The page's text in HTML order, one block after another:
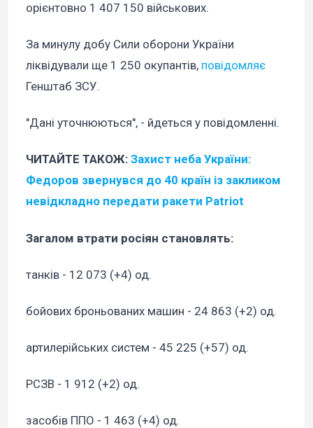
орієнтовно 1 407 150 військових.
За минулу добу Сили оборони України
ліквідували ще 1 250 окупантів, повідомляє
Генштаб ЗСУ.
"Дані уточнюються", - йдеться у повідомленні.
ЧИТАЙТЕ ТАКОЖ: Захист неба України:
Федоров звернувся до 40 країн із закликом
невідкладно передати ракети Patriot
Загалом втрати росіян становлять:
танків - 12 073 (+4) од.
бойових броньованих машин - 24 863 (+2) од.
артилерійських систем - 45 225 (+57) од.
РСЗВ - 1 912 (+2) од.
засобів ППО - 1 463 (+4) од.